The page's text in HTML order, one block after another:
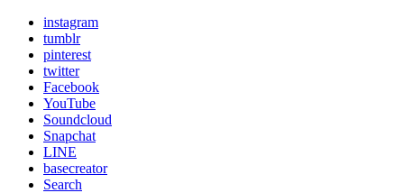
instagram
tumblr
pinterest
twitter
Facebook
YouTube
Soundcloud
Snapchat
LINE
basecreator
Search